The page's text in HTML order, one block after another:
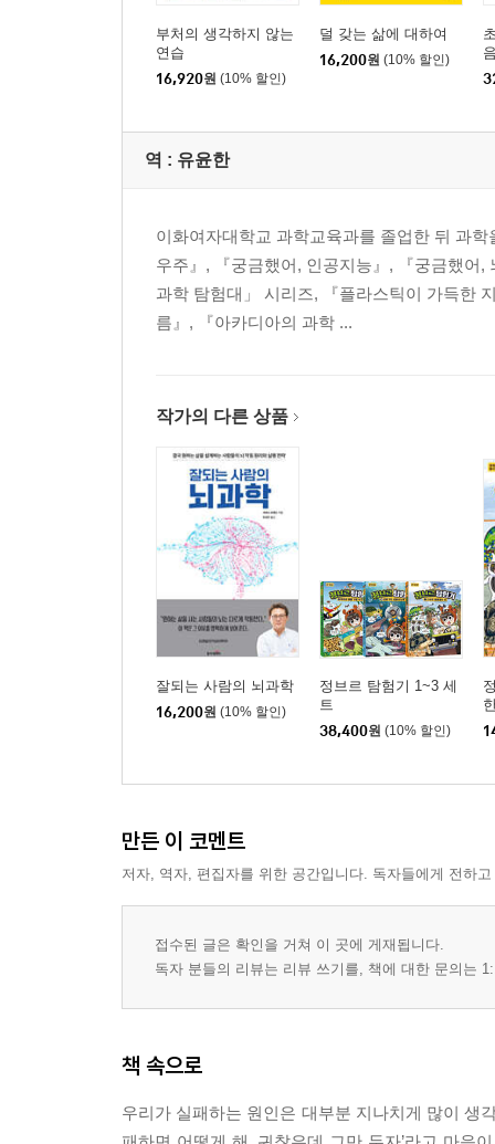
생각하지 않는 식사법 후편 - 혀의 움직임에 집중
잃어버리는 게 두렵다는 생각이 부담을 증가시킨
무언가를 버릴 수 없다는 생각이 ‘무명(??’을 키
7. 접촉하기
집중이 잘 안 되면 접촉하고 있는 감각에 주의를 기
‘가려우니까 긁는다’를 멈춘다
당신을 위한 충고를 공격하지 않는다.
동정과 걱정을 적절히 해야 한다
격렬한 감정이 아니라 담담한 자비를 키운다
룰을 지키지 않으면, 마음이 부정적인 것을 끌어
부모의 꼭두각시가 아닌 독립적인 아이로 키운다
남녀 간에도 설득으로 사랑을 키운다
항복하는 사람이 열쇠를 쥔다
스님이 뇌과학자에게 듣는 ‘뇌와 마음의 신비로운
부처의 생각하지 않는
연습
16,920원 (10% 할인)
덜 갖는 삶에 대하여
16,200원 (10% 할인)
역 : 유윤한
이화여자대학교 과학교육과를 졸업한 뒤 과
우주』, 『궁금했어, 인공지능』, 『궁금했어
과학 탐험대」 시리즈, 『플라스틱이 가득한
름』, 『아카디아의 과학 ...
작가의 다른 상품
잘되는 사람의 뇌과학
16,200원 (10% 할인)
정브르 탐험기 1~3 세
트
38,400원 (10% 할인)
만든 이 코멘트
저자, 역자, 편집자를 위한 공간입니다. 독자들에게 전하
접수된 글은 확인을 거쳐 이 곳에 게재됩니다.
독자 분들의 리뷰는 리뷰 쓰기를, 책에 대한 문의는
책 속으로
우리가 실패하는 원인은 대부분 지나치게 많이 생